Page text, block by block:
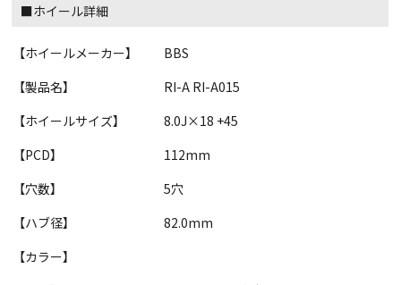
■ホイール詳細
【ホイールメーカー】
BBS
【製品名】
RI-A RI-A015
【ホイールサイズ】
8.0J×18 +45
【PCD】
112mm
【穴数】
5穴
【ハブ径】
82.0mm
【カラー】